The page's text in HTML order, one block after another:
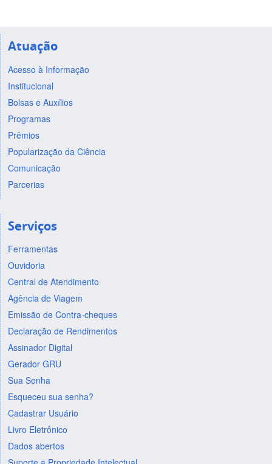
Atuação
Acesso à Informação
Institucional
Bolsas e Auxílios
Programas
Prêmios
Popularização da Ciência
Comunicação
Parcerias
Serviços
Ferramentas
Ouvidoria
Central de Atendimento
Agência de Viagem
Emissão de Contra-cheques
Declaração de Rendimentos
Assinador Digital
Gerador GRU
Sua Senha
Esqueceu sua senha?
Cadastrar Usuário
Livro Eletrônico
Dados abertos